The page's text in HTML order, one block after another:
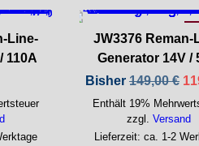
Line-
110A
JW3376 Reman-
Generator 14V /
Bisher 149,00€
Enthält 19%
zzgl.Versand
Lieferzeit: ca. 1-2